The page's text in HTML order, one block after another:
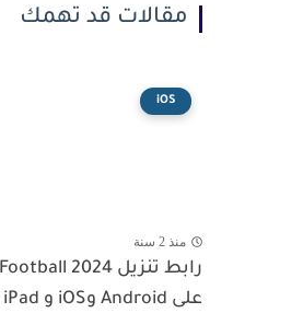
مقالات قد تهمك
iOS
منذ 2 سنة
على Android وiOS و iPad